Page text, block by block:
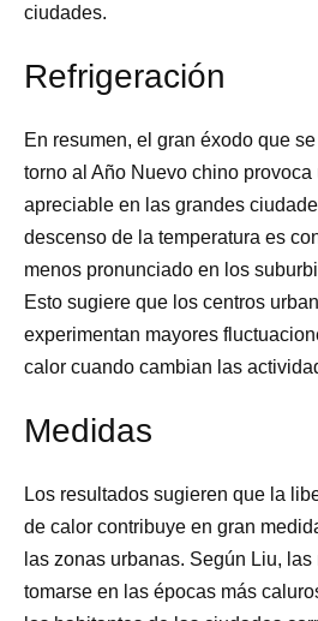
ciudades.
Refrigeración
En resumen, el gran éxodo que
torno al Año Nuevo chino
apreciable en las grandes
descenso de la temperatura es
menos pronunciado en los
Esto sugiere que los centros
experimentan mayores
calor cuando cambian las
Medidas
Los resultados sugieren que la
de calor contribuye en gran
las zonas urbanas. Según Liu,
tomarse en las épocas más